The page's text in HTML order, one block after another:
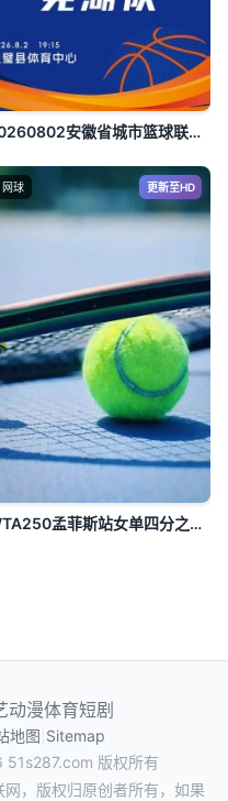
20260802安徽省城市篮球联赛第10轮全场回放：宿州vs芜湖
网球 更新至HD
WTA250孟菲斯站女单四分之一决赛：柳托娃VS麦克纳莉
动漫体育短剧
地图 Sitemap
51s287.com 版权所有
，版权归原创者所有，如果